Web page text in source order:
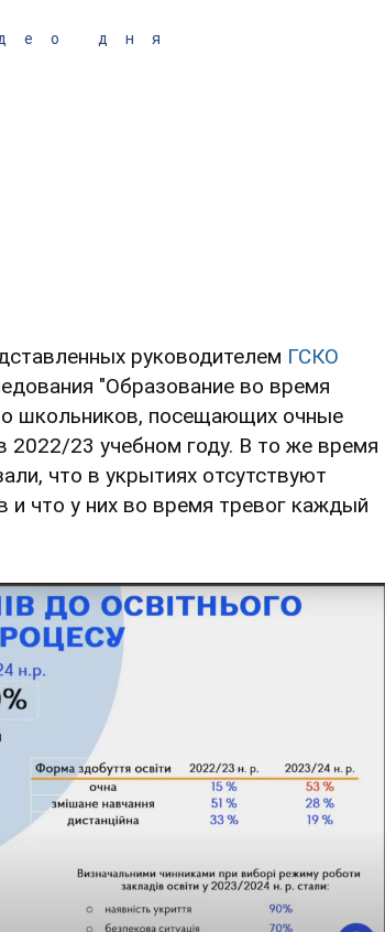
дня
руководителем ГСКО
"Образование во время
школьников, посещающих очные
2022/23 учебном году. В то же время
что в укрытиях отсутствуют
и что у них во время тревог каждый